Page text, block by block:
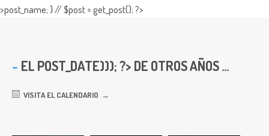
>post_name; } // $post = get_post(); ?>
EL POST_DATE))); ?> DE OTROS AÑOS ...
VISITA EL CALENDARIO